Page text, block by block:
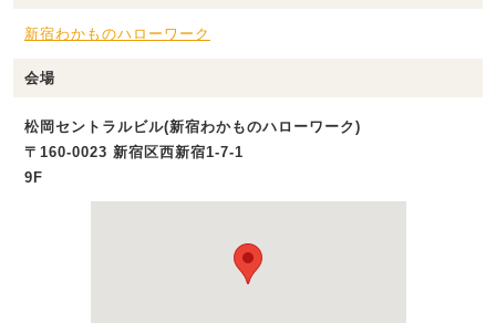
新宿わかものハローワーク
会場
松岡セントラルビル(新宿わかものハローワーク)
〒160-0023 新宿区西新宿1-7-1
9F